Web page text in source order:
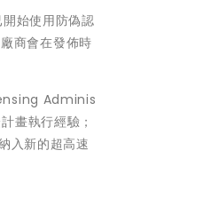
始使用防偽認
商會在發佈時
Adminis
畫執行經驗；
入新的超高速